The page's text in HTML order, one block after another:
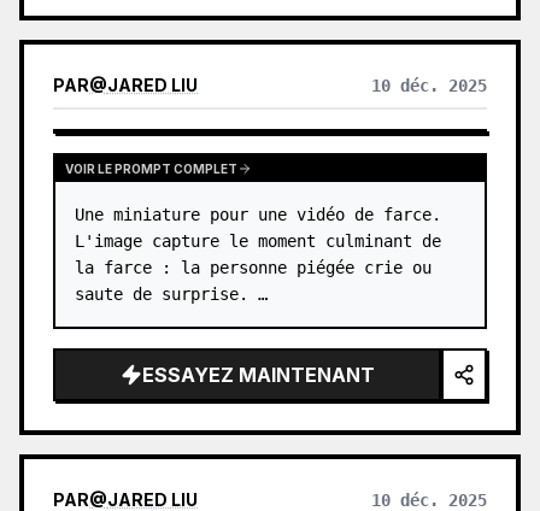
PAR@JARED LIU 10 déc. 2025
VOIR LE PROMPT COMPLET
Une miniature pour une vidéo de farce.
L'image capture le moment culminant de
la farce : la personne piégée crie ou
saute de surprise. …
ESSAYEZ MAINTENANT
PAR@JARED LIU 10 déc. 2025